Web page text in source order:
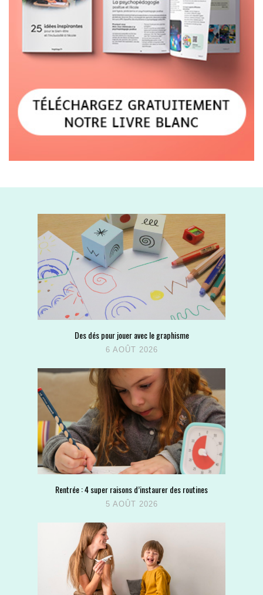
Des dés pour jouer avec le graphisme
6 AOÛT 2026
Rentrée : 4 super raisons d’instaurer des routines
5 AOÛT 2026